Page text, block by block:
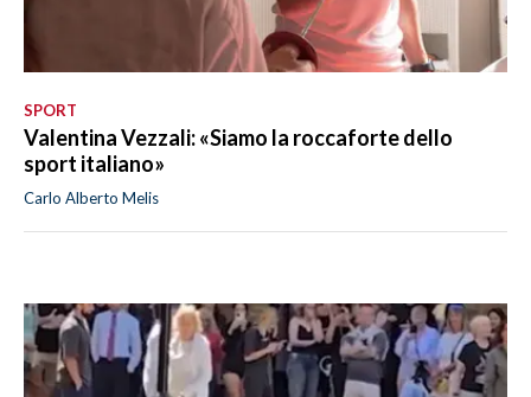
SPORT
Valentina Vezzali: «Siamo la roccaforte dello
sport italiano»
Carlo Alberto Melis